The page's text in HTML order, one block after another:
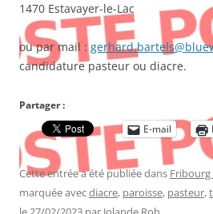
1470 Estavayer-le-Lac
ou par mail :
candidature pasteur ou diacre.
Partager :
E-mail
Cette entrée a été publiée dans Fribourg
marquée avecdiacre, paroisse, pasteur,